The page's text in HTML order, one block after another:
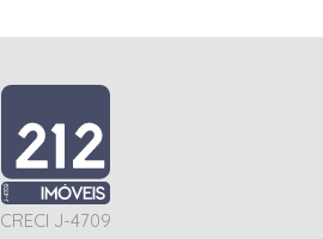
CRECI J-4709